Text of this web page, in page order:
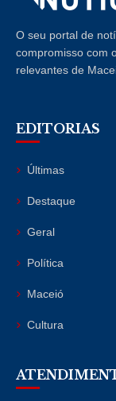
O seu portal de
compromisso com
relevantes de
EDITORIAS
Últimas
Destaque
Geral
Política
Maceió
Cultura